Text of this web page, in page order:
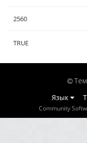
2560
TRUE
Язык
Community